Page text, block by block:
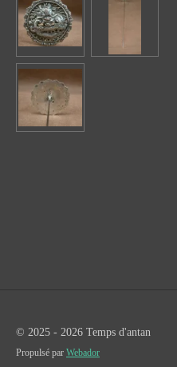
© 2025 - 2026 Temps d'antan
Propulsé par Webador